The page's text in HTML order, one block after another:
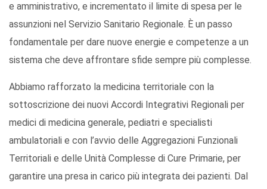
e amministrativo, e incrementato il limite di spesa per le
assunzioni nel Servizio Sanitario Regionale. È un passo
fondamentale per dare nuove energie e competenze a un
sistema che deve affrontare sfide sempre più complesse.
Abbiamo rafforzato la medicina territoriale con la
sottoscrizione dei nuovi Accordi Integrativi Regionali per
medici di medicina generale, pediatri e specialisti
ambulatoriali e con l’avvio delle Aggregazioni Funzionali
Territoriali e delle Unità Complesse di Cure Primarie, per
garantire una presa in carico più integrata dei pazienti. Dal